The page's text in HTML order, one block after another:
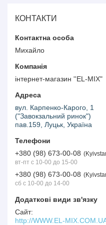
КОНТАКТИ
Михайло
інтернет-магазин ''EL-MIX"
вул. Карпенко-Карого, 1
("Завокзальний ринок")
пав.159, Луцьк, Україна
+380 (98) 673-00-08
вт-пт с 10-00 до 15-00
+380 (98) 673-00-08
сб с 10-00 до 14-00
http://WWW.EL-